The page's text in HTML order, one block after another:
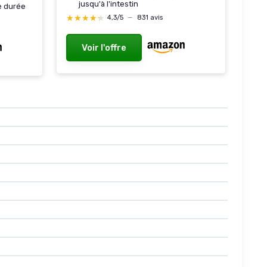
durée
jusqu'à l'intestin
★★★★★
★★★★★ 4,3/5 — 831 avis
Voir l'offre